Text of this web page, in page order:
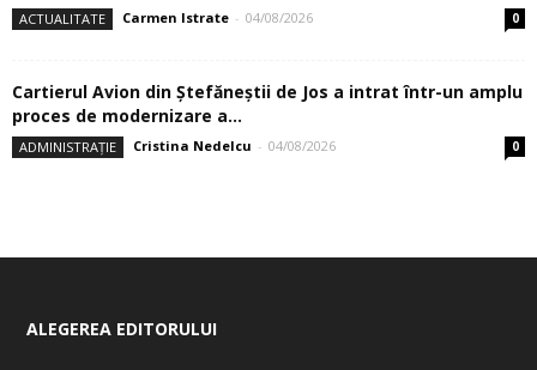
ACTUALITATE Carmen Istrate - 04/08/2026 0
Cartierul Avion din Ştefăneştii de Jos a intrat într-un amplu
proces de modernizare a...
ADMINISTRAȚIE Cristina Nedelcu - 04/08/2026 0
ALEGEREA EDITORULUI